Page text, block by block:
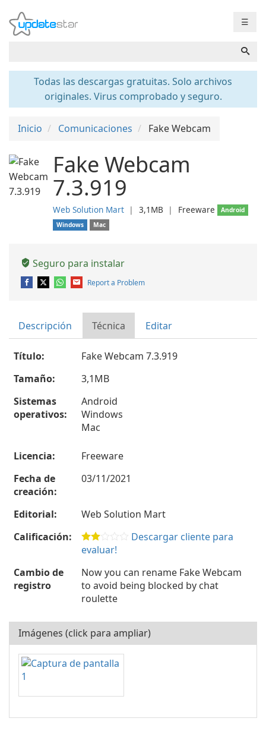
☰
Todas las descargas gratuitas. Solo archivos
originales. Virus comprobado y seguro.
Inicio Comunicaciones Fake Webcam
Fake Webcam
7.3.919
Web Solution Mart ❘ 3,1MB ❘ Freeware
Android
Windows
Mac
Seguro para instalar
Report a Problem
Descripción Técnica Editar
Título:
Fake Webcam 7.3.919
Tamaño:
3,1MB
Sistemas
operativos:
Android
Windows
Mac
Licencia:
Freeware
Fecha de
creación:
03/11/2021
Editorial:
Web Solution Mart
Calificación:
Descargar cliente para
evaluar!
Cambio de
registro
Now you can rename Fake Webcam
to avoid being blocked by chat
roulette
Imágenes (click para ampliar)